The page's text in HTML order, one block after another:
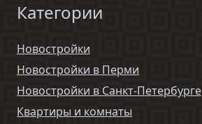
Категории
Новостройки
Новостройки в Перми
Новостройки в Санкт-Петербурге
Квартиры и комнаты